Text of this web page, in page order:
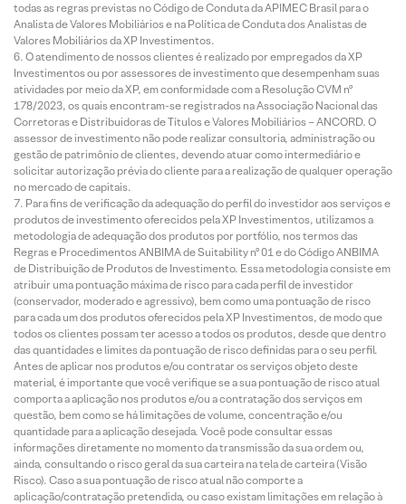
todas as regras previstas no Código de Conduta da APIMEC Brasil para o
Analista de Valores Mobiliários e na Política de Conduta dos Analistas de
Valores Mobiliários da XP Investimentos.
O atendimento de nossos clientes é realizado por empregados da XP
Investimentos ou por assessores de investimento que desempenham suas
atividades por meio da XP, em conformidade com a Resolução CVM nº
178/2023, os quais encontram-se registrados na Associação Nacional das
Corretoras e Distribuidoras de Títulos e Valores Mobiliários – ANCORD. O
assessor de investimento não pode realizar consultoria, administração ou
gestão de patrimônio de clientes, devendo atuar como intermediário e
solicitar autorização prévia do cliente para a realização de qualquer operação
no mercado de capitais.
Para fins de verificação da adequação do perfil do investidor aos serviços e
produtos de investimento oferecidos pela XP Investimentos, utilizamos a
metodologia de adequação dos produtos por portfólio, nos termos das
Regras e Procedimentos ANBIMA de Suitability nº 01 e do Código ANBIMA
de Distribuição de Produtos de Investimento. Essa metodologia consiste em
atribuir uma pontuação máxima de risco para cada perfil de investidor
(conservador, moderado e agressivo), bem como uma pontuação de risco
para cada um dos produtos oferecidos pela XP Investimentos, de modo que
todos os clientes possam ter acesso a todos os produtos, desde que dentro
das quantidades e limites da pontuação de risco definidas para o seu perfil.
Antes de aplicar nos produtos e/ou contratar os serviços objeto deste
material, é importante que você verifique se a sua pontuação de risco atual
comporta a aplicação nos produtos e/ou a contratação dos serviços em
questão, bem como se há limitações de volume, concentração e/ou
quantidade para a aplicação desejada. Você pode consultar essas
informações diretamente no momento da transmissão da sua ordem ou,
ainda, consultando o risco geral da sua carteira na tela de carteira (Visão
Risco). Caso a sua pontuação de risco atual não comporte a
aplicação/contratação pretendida, ou caso existam limitações em relação à